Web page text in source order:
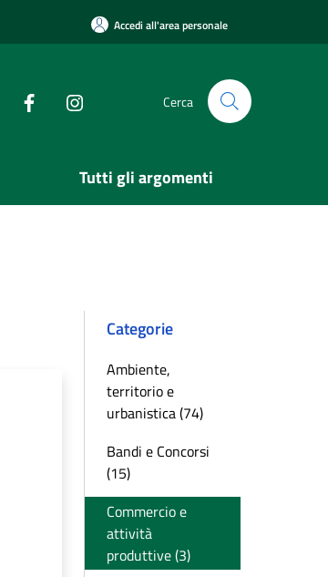
Accedi all'area personale
Cerca
Tutti gli argomenti
Categorie
Ambiente,
territorio e
urbanistica (74)
Bandi e Concorsi
(15)
Commercio e
attività
produttive (3)